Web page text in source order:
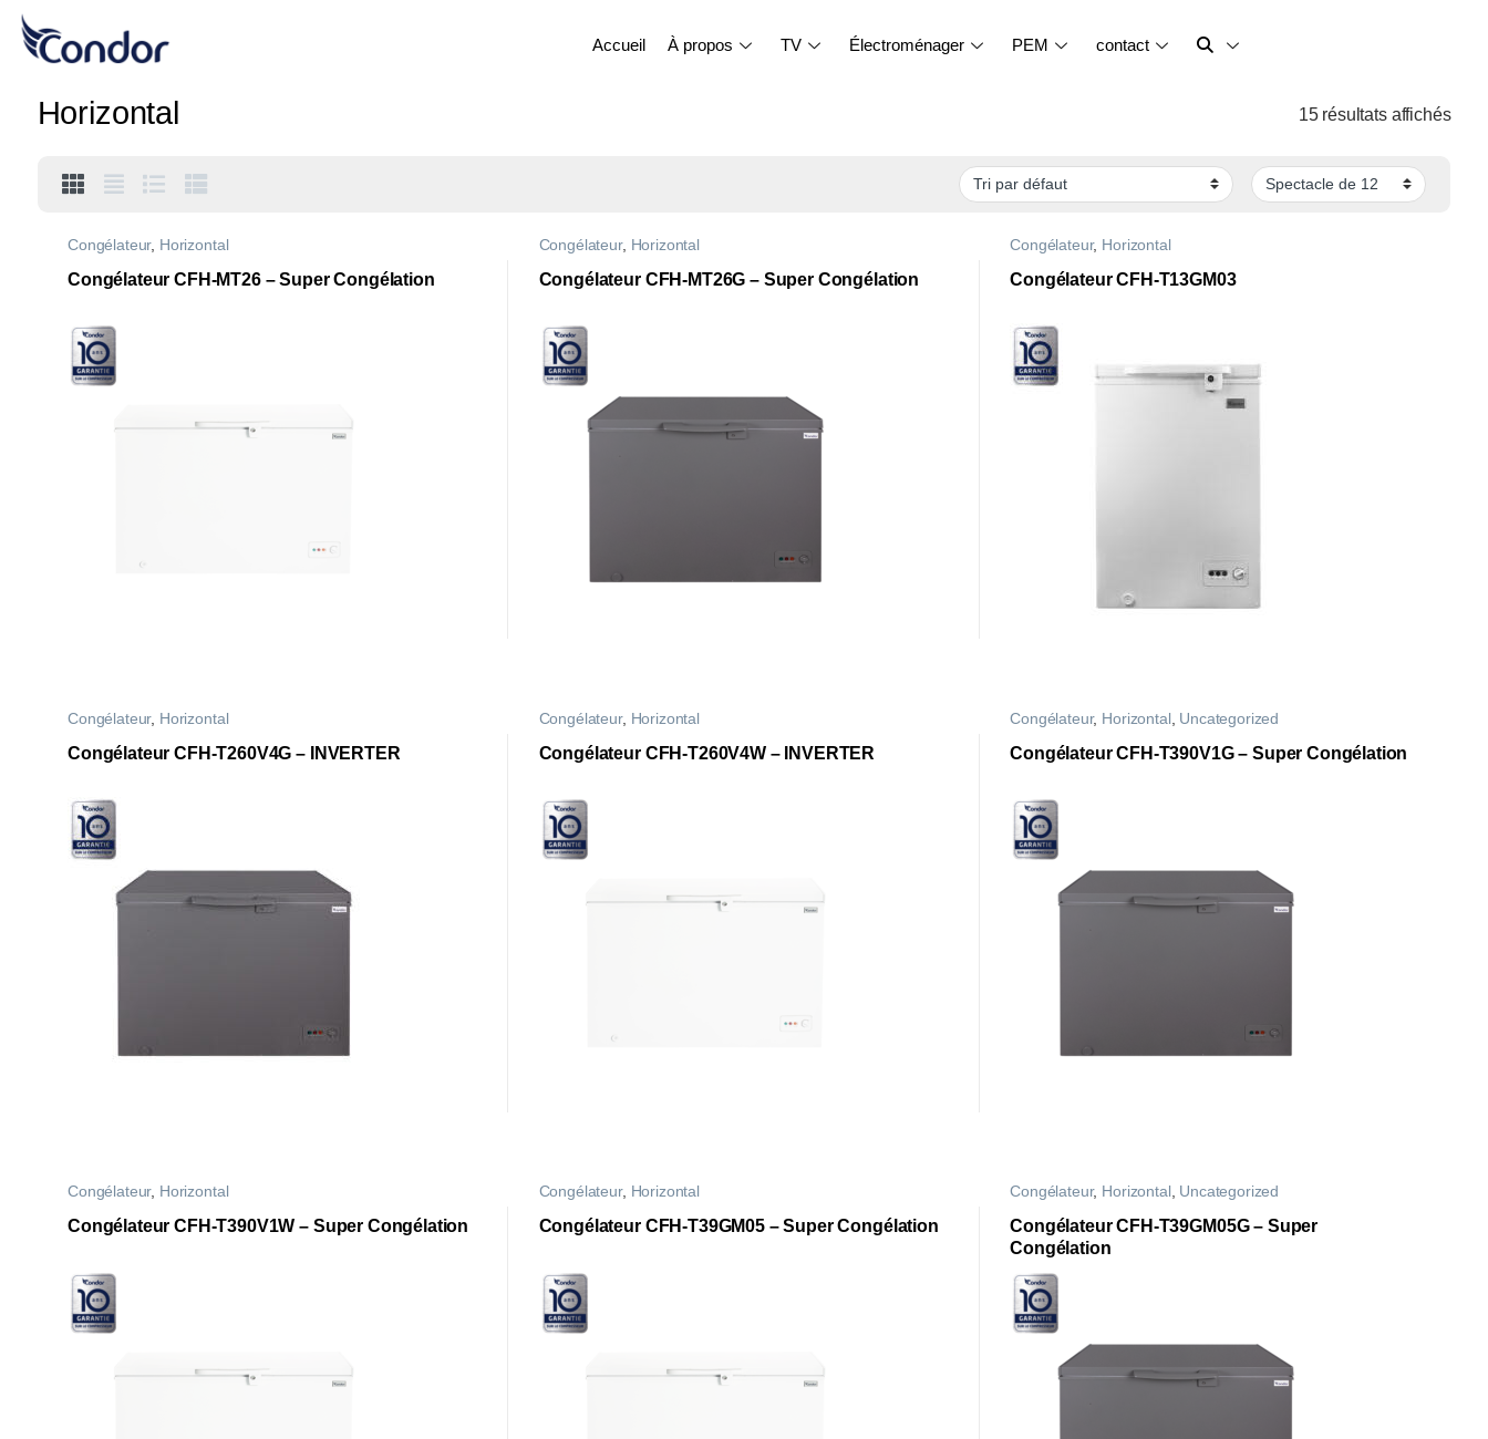
Accueil À propos TV Électroménager PEM contact
Horizontal 15 résultats affichés
Congélateur, Horizontal
Congélateur CFH-MT26 – Super Congélation
Congélateur, Horizontal
Congélateur CFH-MT26G – Super Congélation
Congélateur, Horizontal
Congélateur CFH-T13GM03
Congélateur, Horizontal
Congélateur CFH-T260V4G – INVERTER
Congélateur, Horizontal
Congélateur CFH-T260V4W – INVERTER
Congélateur, Horizontal Uncategorized
Congélateur CFH-T390V1G – Super Congélation
Congélateur, Horizontal
Congélateur CFH-T390V1W – Super Congélation
Congélateur, Horizontal
Congélateur CFH-T39GM05 – Super Congélation
Congélateur, Horizontal , Uncategorized
Congélateur CFH-T39GM05G – Super
Congélation